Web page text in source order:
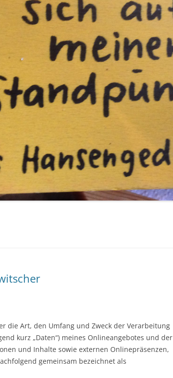
die Art, den Umfang und Zweck der Verarbeitung
kurz „Daten“) meines Onlineangebotes und der
und Inhalte sowie externen Onlinepräsenzen,
gemeinsam bezeichnet als